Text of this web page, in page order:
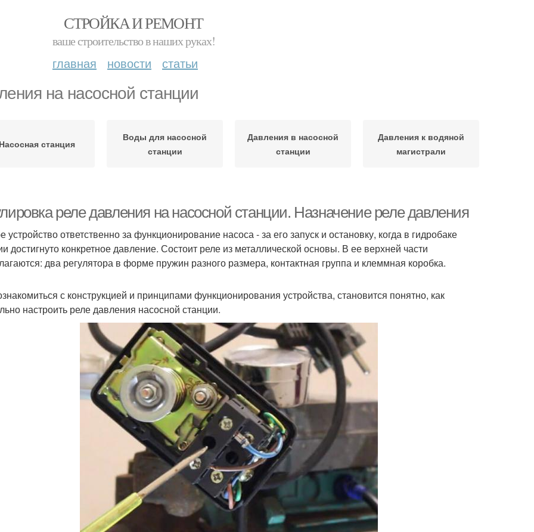
СТРОЙКА И РЕМОНТ
ваше строительство в наших руках!
главная новости статьи
на насосной станции
Насосная станция
Воды для насосной
станции
Давления в насосной
станции
Давления к водяной
магистрали
реле давления на насосной станции. Назначение реле давления
устройство ответственно за функционирование насоса - за его запуск и остановку, когда в гидробаке
достигнуто конкретное давление. Состоит реле из металлической основы. В ее верхней части
два регулятора в форме пружин разного размера, контактная группа и клеммная коробка.
с конструкцией и принципами функционирования устройства, становится понятно, как
настроить реле давления насосной станции.